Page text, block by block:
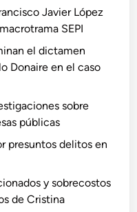
Javier López
SEPI
el dictamen
Donaire en el caso
sobre
públicas
presuntos delitos en
y sobrecostos
de Cristina